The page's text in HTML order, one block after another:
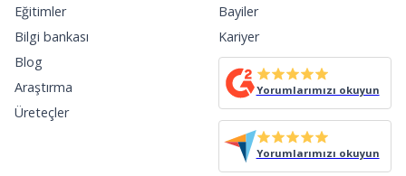
Eğitimler
Bilgi bankası
Blog
Araştırma
Üreteçler
Bayiler
Kariyer
Yorumlarımızı okuyun
Yorumlarımızı okuyun